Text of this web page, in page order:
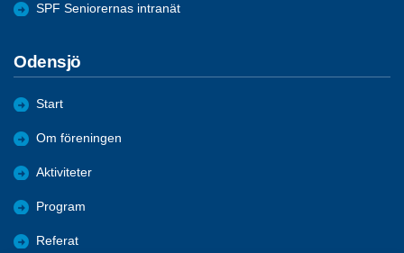
SPF Seniorernas intranät
Odensjö
Start
Om föreningen
Aktiviteter
Program
Referat